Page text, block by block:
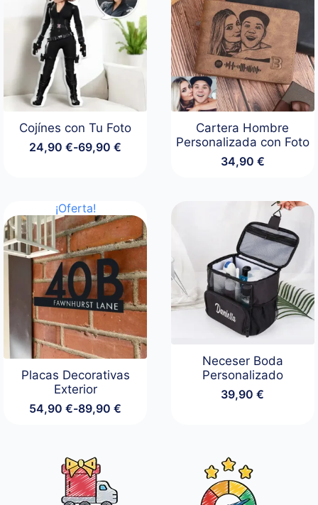
Cojínes con Tu Foto
24,90€-69,90€
Rango
24,90 €
hasta
69,90 €
Cartera Hombre
Personalizada con Foto
34,90 €
¡Oferta!
Placas Decorativas
Exterior
54,90€-89,90€
Rango
desde
54,90 €
hasta
89,90 €
Neceser Boda
Personalizado
39,90€